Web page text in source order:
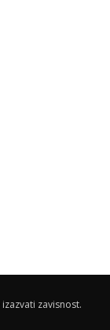
zavisnost.